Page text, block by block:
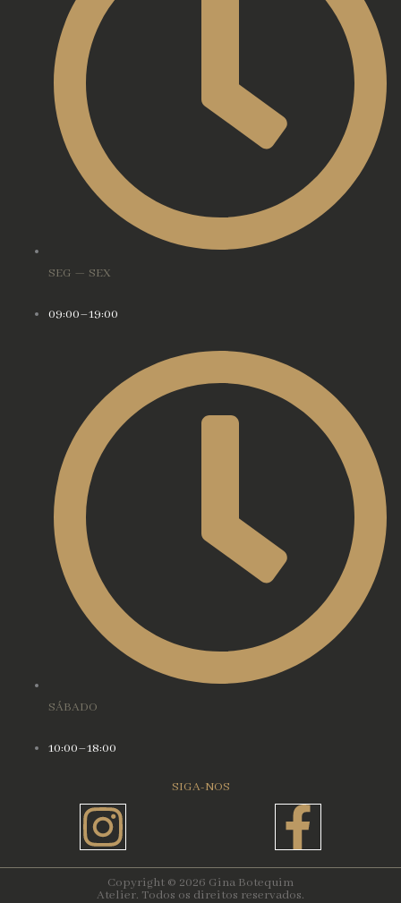
SEG — SEX
09:00–19:00
SÁBADO
10:00–18:00
SIGA-NOS
Instagram
f
Copyright © 2026 Gina Botequim
Atelier. Todos os direitos reservados.